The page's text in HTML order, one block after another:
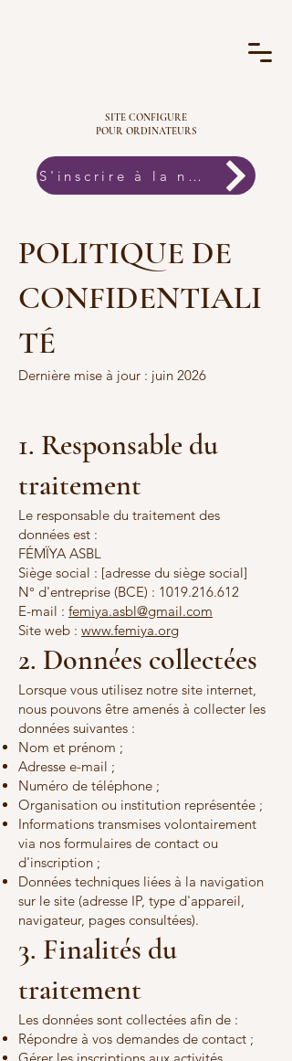
SITE CONFIGURE
POUR ORDINATEURS
S'inscrire à la newsletter
POLITIQUE DE
CONFIDENTIALI
TÉ
Dernière mise à jour : juin 2026
1. Responsable du
traitement
Le responsable du traitement des
données est :
FÉMÏYA ASBL
Siège social : [adresse du siège social]
N° d'entreprise (BCE) : 1019.216.612
E-mail : femiya.asbl@gmail.com
Site web : www.femiya.org
2. Données collectées
Lorsque vous utilisez notre site internet,
nous pouvons être amenés à collecter les
données suivantes :
Nom et prénom ;
Adresse e-mail ;
Numéro de téléphone ;
Organisation ou institution représentée ;
Informations transmises volontairement
via nos formulaires de contact ou
d'inscription ;
Données techniques liées à la navigation
sur le site (adresse IP, type d'appareil,
navigateur, pages consultées).
3. Finalités du
traitement
Les données sont collectées afin de :
Répondre à vos demandes de contact ;